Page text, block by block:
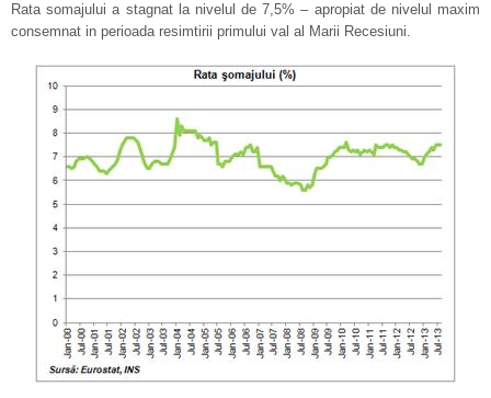
Rata somajului a stagnat la nivelul de 7,5% – apropiat de nivelul maxim
consemnat in perioada resimtirii primului val al Marii Recesiuni.